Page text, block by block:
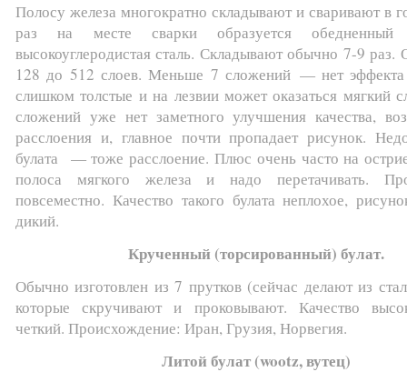
Полосу железа многократно складывают и сваривают в
раз на месте сварки образуется
высокоуглеродистая сталь. Складывают обычно 7-9 раз.
128 до 512 слоев. Меньше 7 сложений — нет эффекта
слишком толстые и на лезвии может оказаться мягкий
сложений уже нет заметного улучшения качества,
расслоения и, главное почти пропадает рисунок.
булата — тоже расслоение. Плюс очень часто на
полоса мягкого железа и надо перетачивать.
повсеместно. Качество такого булата неплохое,
дикий.
Крученный (торсированный) булат.
Обычно изготовлен из 7 прутков (сейчас делают из
которые скручивают и проковывают. Качество
четкий. Происхождение: Иран, Грузия, Норвегия.
Литой булат (wootz, вутец)